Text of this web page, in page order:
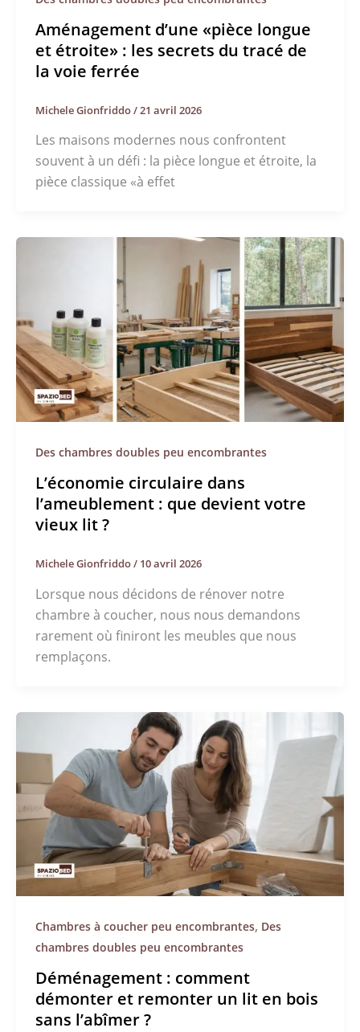
Aménagement d’une «pièce longue
et étroite» : les secrets du tracé de
la voie ferrée
Michele Gionfriddo/21 avril 2026
Les maisons modernes nous confrontent
souvent à un défi : la pièce longue et étroite, la
pièce classique «à effet
Des chambres doubles peu encombrantes
L’économie circulaire dans
l’ameublement : que devient votre
vieux lit ?
Michele Gionfriddo/ 10 avril 2026
Lorsque nous décidons de rénover notre
chambre à coucher, nous nous demandons
rarement où finiront les meubles que nous
remplaçons.
Chambres à coucher peu encombrantes, Des
chambres doubles peu encombrantes
Déménagement : comment
démonter et remonter un lit en bois
sans l’abîmer ?